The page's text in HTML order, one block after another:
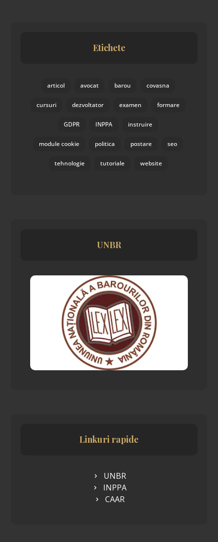
Etichete
articol avocat barou covasna
cursuri dezvoltator examen formare
GDPR INPPA instruire
module cookie politica postare seo
tehnologie tutoriale website
UNBR
Linkuri rapide
UNBR
INPPA
CAAR